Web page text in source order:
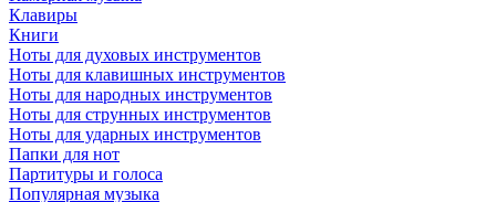
Клавиры
Книги
Ноты для духовых инструментов
Ноты для клавишных инструментов
Ноты для народных инструментов
Ноты для струнных инструментов
Ноты для ударных инструментов
Папки для нот
Партитуры и голоса
Популярная музыка